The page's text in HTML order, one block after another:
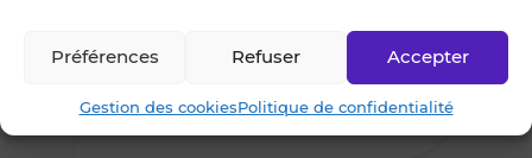
Accepter
Refuser
Préférences
Gestion des cookiesPolitique de confidentialité
favoris
*Prix HT et droits enregistrement en sus